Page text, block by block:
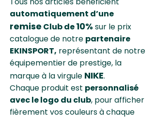
automatiquement d’une
remise Club de10% sur le prix
catalogue de notre partenaire
EKINSPORT, représentant de notre
équipementier de prestige, la
marque à la virgule NIKE.
Chaque produit est personnalisé
avec le logo du club, pour afficher
fièrement vos couleurs à chaque